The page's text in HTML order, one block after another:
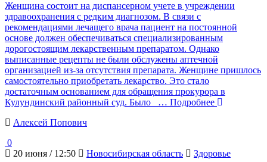
Женщина состоит на диспансерном учете в учреждении
здравоохранения с редким диагнозом. В связи с
рекомендациями лечащего врача пациент на постоянной
основе должен обеспечиваться специализированным
дорогостоящим лекарственным препаратом. Однако
выписанные рецепты не были обслужены аптечной
организацией из-за отсутствия препарата. Женщине пришлось
самостоятельно приобретать лекарство. Это стало
достаточным основанием для обращения прокурора в
Кулундинский районный суд. Было
… Подробнее
Алексей Попович
0
20 июня / 12:50
Новосибирская область Здоровье